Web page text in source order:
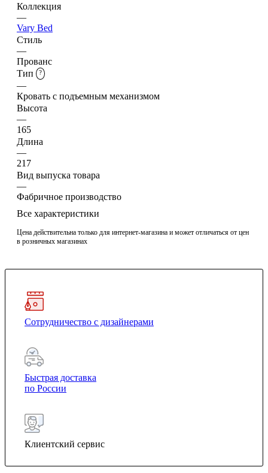
Коллекция
—
Vary Bed
Стиль
—
Прованс
Тип
?
—
Кровать с подъемным механизмом
Высота
—
165
Длина
—
217
Вид выпуска товара
—
Фабричное производство
Все характеристики
Цена действительна только для интернет-магазина и может отличаться от цен
в розничных магазинах
Сотрудничество с дизайнерами
Быстрая доставка
по России
Клиентский сервис